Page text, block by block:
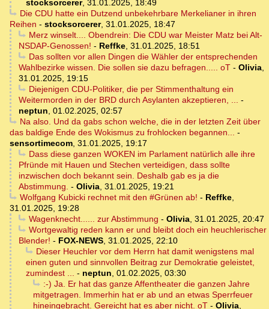
stocksorcerer, 31.01.2025, 18:49
Die CDU hatte ein Dutzend unbekehrbare Merkelianer in ihren
Reihen - stocksorcerer, 31.01.2025, 18:47
Merz winselt.... Obendrein: Die CDU war Meister Matz bei Alt-
NSDAP-Genossen! - Reffke, 31.01.2025, 18:51
Das sollten vor allen Dingen die Wähler der entsprechenden
Wahlbezirke wissen. Die sollen sie dazu befragen..... oT - Olivia,
31.01.2025, 19:15
Diejenigen CDU-Politiker, die per Stimmenthaltung ein
Weitermorden in der BRD durch Asylanten akzeptieren, ... -
neptun, 01.02.2025, 02:57
Na also. Und da gabs schon welche, die in der letzten Zeit über
das baldige Ende des Wokismus zu frohlocken begannen... -
sensortimecom, 31.01.2025, 19:17
Dass diese ganzen WOKEN im Parlament natürlich alle ihre
Pfründe mit Hauen und Stechen verteidigen, dass sollte
inzwischen doch bekannt sein. Deshalb gab es ja die
Abstimmung. - Olivia, 31.01.2025, 19:21
Wolfgang Kubicki rechnet mit den #Grünen ab! - Reffke,
31.01.2025, 19:28
Wagenknecht...... zur Abstimmung - Olivia, 31.01.2025, 20:47
Wortgewaltig reden kann er und bleibt doch ein heuchlerischer
Blender! - FOX-NEWS, 31.01.2025, 22:10
Dieser Heuchler vor dem Herrn hat damit wenigstens mal
einen guten und sinnvollen Beitrag zur Demokratie geleistet,
zumindest ... - neptun, 01.02.2025, 03:30
:-) Ja. Er hat das ganze Affentheater die ganzen Jahre
mitgetragen. Immerhin hat er ab und an etwas Sperrfeuer
hineingebracht. Gereicht hat es aber nicht. oT - Olivia,